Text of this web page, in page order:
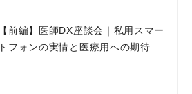
【前編】医師DX座談会｜私用スマー
トフォンの実情と医療用への期待